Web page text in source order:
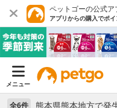
ペットゴーの公式ア
アプリからの購入でポ
メニュー
全6件